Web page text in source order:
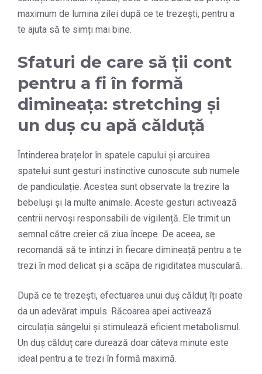
maximum de lumina zilei după ce te trezești, pentru a
te ajuta să te simți mai bine.
Sfaturi de care să ții cont
pentru a fi în formă
dimineața: stretching și
un duș cu apă călduță
Întinderea brațelor în spatele capului și arcuirea
spatelui sunt gesturi instinctive cunoscute sub numele
de pandiculație. Acestea sunt observate la trezire la
bebeluși și la multe animale. Aceste gesturi activează
centrii nervoși responsabili de vigilență. Ele trimit un
semnal către creier că ziua începe. De aceea, se
recomandă să te întinzi în fiecare dimineață pentru a te
trezi în mod delicat și a scăpa de rigiditatea musculară.
După ce te trezești, efectuarea unui duș călduț îți poate
da un adevărat impuls. Răcoarea apei activează
circulația sângelui și stimulează eficient metabolismul.
Un duș călduț care durează doar câteva minute este
ideal pentru a te trezi în formă maximă.